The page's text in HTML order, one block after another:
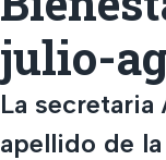
julio-
La
apellido de